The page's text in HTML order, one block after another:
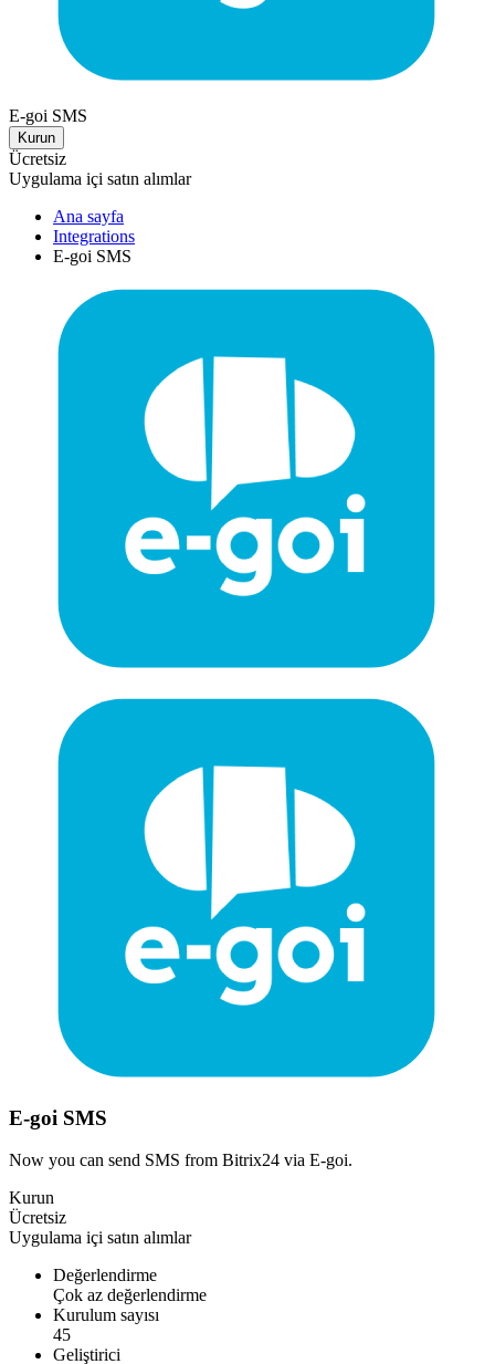
E-goi SMS
Kurun
Ücretsiz
Uygulama içi satın alımlar
Ana sayfa
Integrations
E-goi SMS
E-goi SMS
Now you can send SMS from Bitrix24 via E-goi.
Kurun
Ücretsiz
Uygulama içi satın alımlar
Değerlendirme
Çok az değerlendirme
Kurulum sayısı
45
Geliştirici